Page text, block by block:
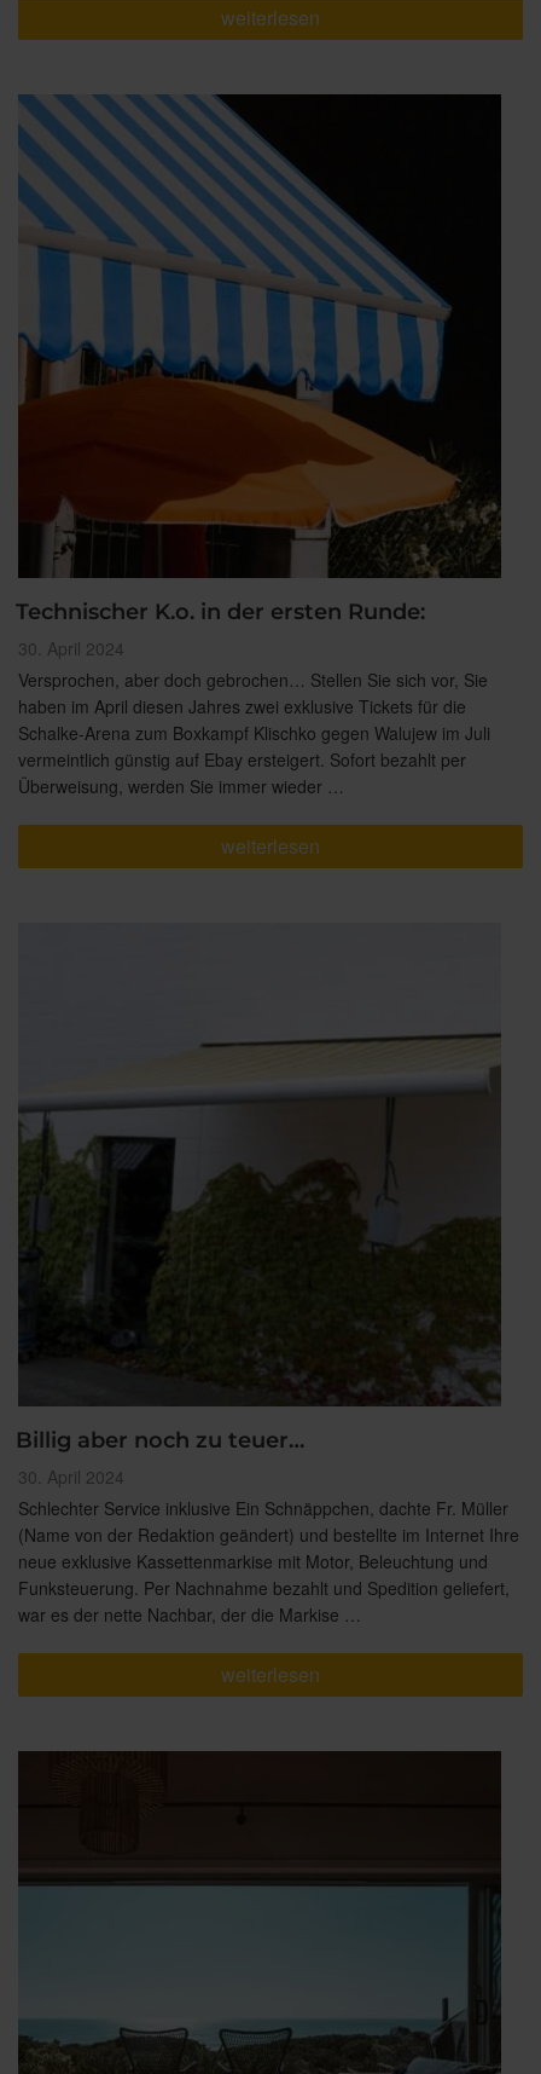
„Was
kann
weiterlesen
Technischer K.o. in der ersten Runde:
Veröffentlicht
am
30. April 2024
Versprochen, aber doch gebrochen… Stellen Sie sich vor, Sie
haben im April diesen Jahres zwei exklusive Tickets für die
Schalke-Arena zum Boxkampf Klischko gegen Walujew im Juli
vermeintlich günstig auf Ebay ersteigert. Sofort bezahlt per
Überweisung, werden Sie immer wieder …
„Technischer
K.o.
weiterlesen
Billig aber noch zu teuer…
Veröffentlicht
am
30. April 2024
Schlechter Service inklusive Ein Schnäppchen, dachte Fr. Müller
(Name von der Redaktion geändert) und bestellte im Internet Ihre
neue exklusive Kassettenmarkise mit Motor, Beleuchtung und
Funksteuerung. Per Nachnahme bezahlt und Spedition geliefert,
war es der nette Nachbar, der die Markise …
„Billig
aber
teuer…“
weiterlesen